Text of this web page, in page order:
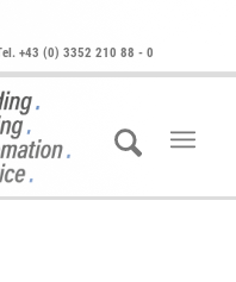
+43 (0) 3352 210 88 - 0